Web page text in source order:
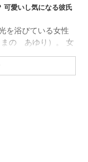
可愛いし気になる彼氏
を浴びている女性
まの あゆり）。 女
大会ジャイアンツ
。 勿論、女性とい
があるはずだ。 一